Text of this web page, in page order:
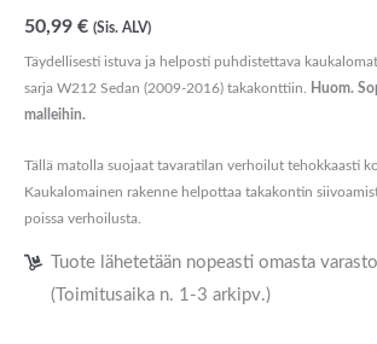
50,99 € (Sis. ALV)
Täydellisesti istuva ja helposti puhdistettava
sarja W212 Sedan (2009-2016) takakonttiin.
Huom.
malleihin.
Tällä matolla suojaat tavaratilan verhoilut tehokkaasti
Kaukalomainen rakenne helpottaa takakontin
poissa verhoilusta.
Tuote lähetetään nopeasti omasta
(Toimitusaika n. 1-3 arkipv.)